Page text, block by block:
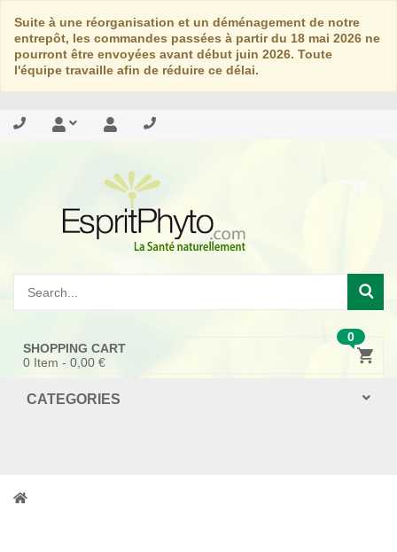
Suite à une réorganisation et un déménagement de notre
entrepôt, les commandes passées à partir du 18 mai 2026 ne
pourront être envoyées avant début juin 2026. Toute
l'équipe travaille afin de réduire ce délai.
0
SHOPPING CART
0 Item - 0,00 €
CATEGORIES